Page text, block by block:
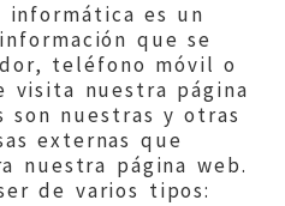
es un
que se
teléfono móvil o
visita nuestra página
son nuestras y otras
externas que
nuestra página web.
de varios tipos: